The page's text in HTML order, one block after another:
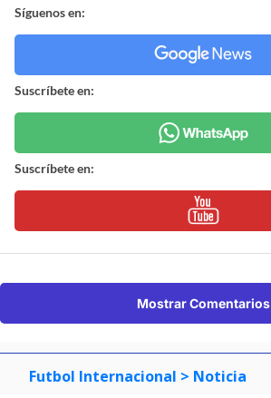
Síguenos en:
Suscríbete en:
Suscríbete en:
Mostrar Comentarios
Futbol Internacional > Noticia